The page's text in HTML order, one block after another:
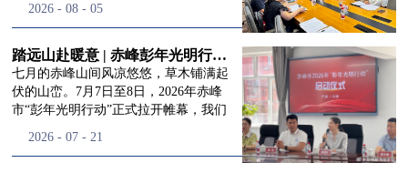
徐滨先生；副理事长兼秘书长彭志兵先
生、李玲辉先生、郭启兴先生及梅鑫先
生，现场列席人员:监事孙海跃先生，联
合党支部书记曾层同志。本次会议由理
事长徐滨主持，会议出席人数超过理事
换届会议严格按照基金会章程规定流程
2026 - 08 - 05
踏远山赴暖意 | 赤峰彭年光明行动启程，入户回访接住乡亲眼底的光亮
七月的赤峰山间风凉悠悠，草木铺满起
伏的山峦。7月7日至8日，2026年赤峰
市“彭年光明行动”正式拉开帷幕，我们
土地，赴一场延续了二十一年的光明之
2026 - 07 - 21
动
道>>